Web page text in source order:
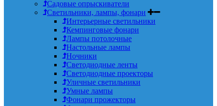
Садовые опрыскиватели
Светильники, лампы, фонари
Интерьерные светильники
Кемпинговые фонари
Лампы потолочные
Настольные лампы
Ночники
Светодиодные ленты
Светодиодные проекторы
Уличные светильники
Умные лампы
Фонари прожекторы